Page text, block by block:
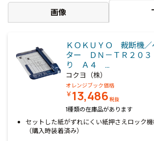
画像
ＫＯＫＵＹＯ 裁断機／
ター ＤＮ－ＴＲ２０
り Ａ４ …
コクヨ（株）
オレンジブック価格
￥13,486 税抜
1種類の在庫品があります
セットした紙がずれにくい紙押さえロック
（購入時装着済み）